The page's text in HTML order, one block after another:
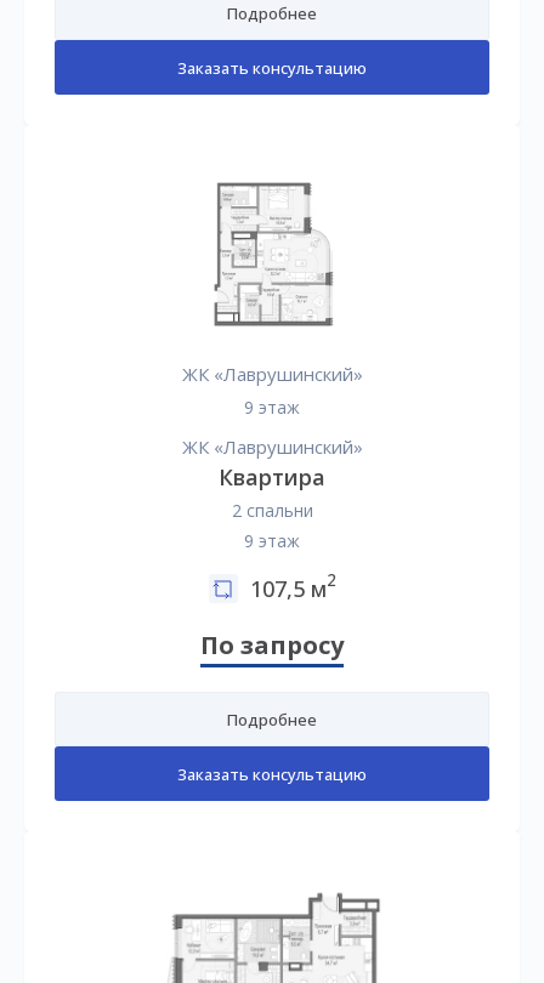
Подробнее
Заказать консультацию
ЖК «Лаврушинский»
9 этаж
ЖК «Лаврушинский»
Квартира
2 спальни
9 этаж
107,5 м2
По запросу
Подробнее
Заказать консультацию